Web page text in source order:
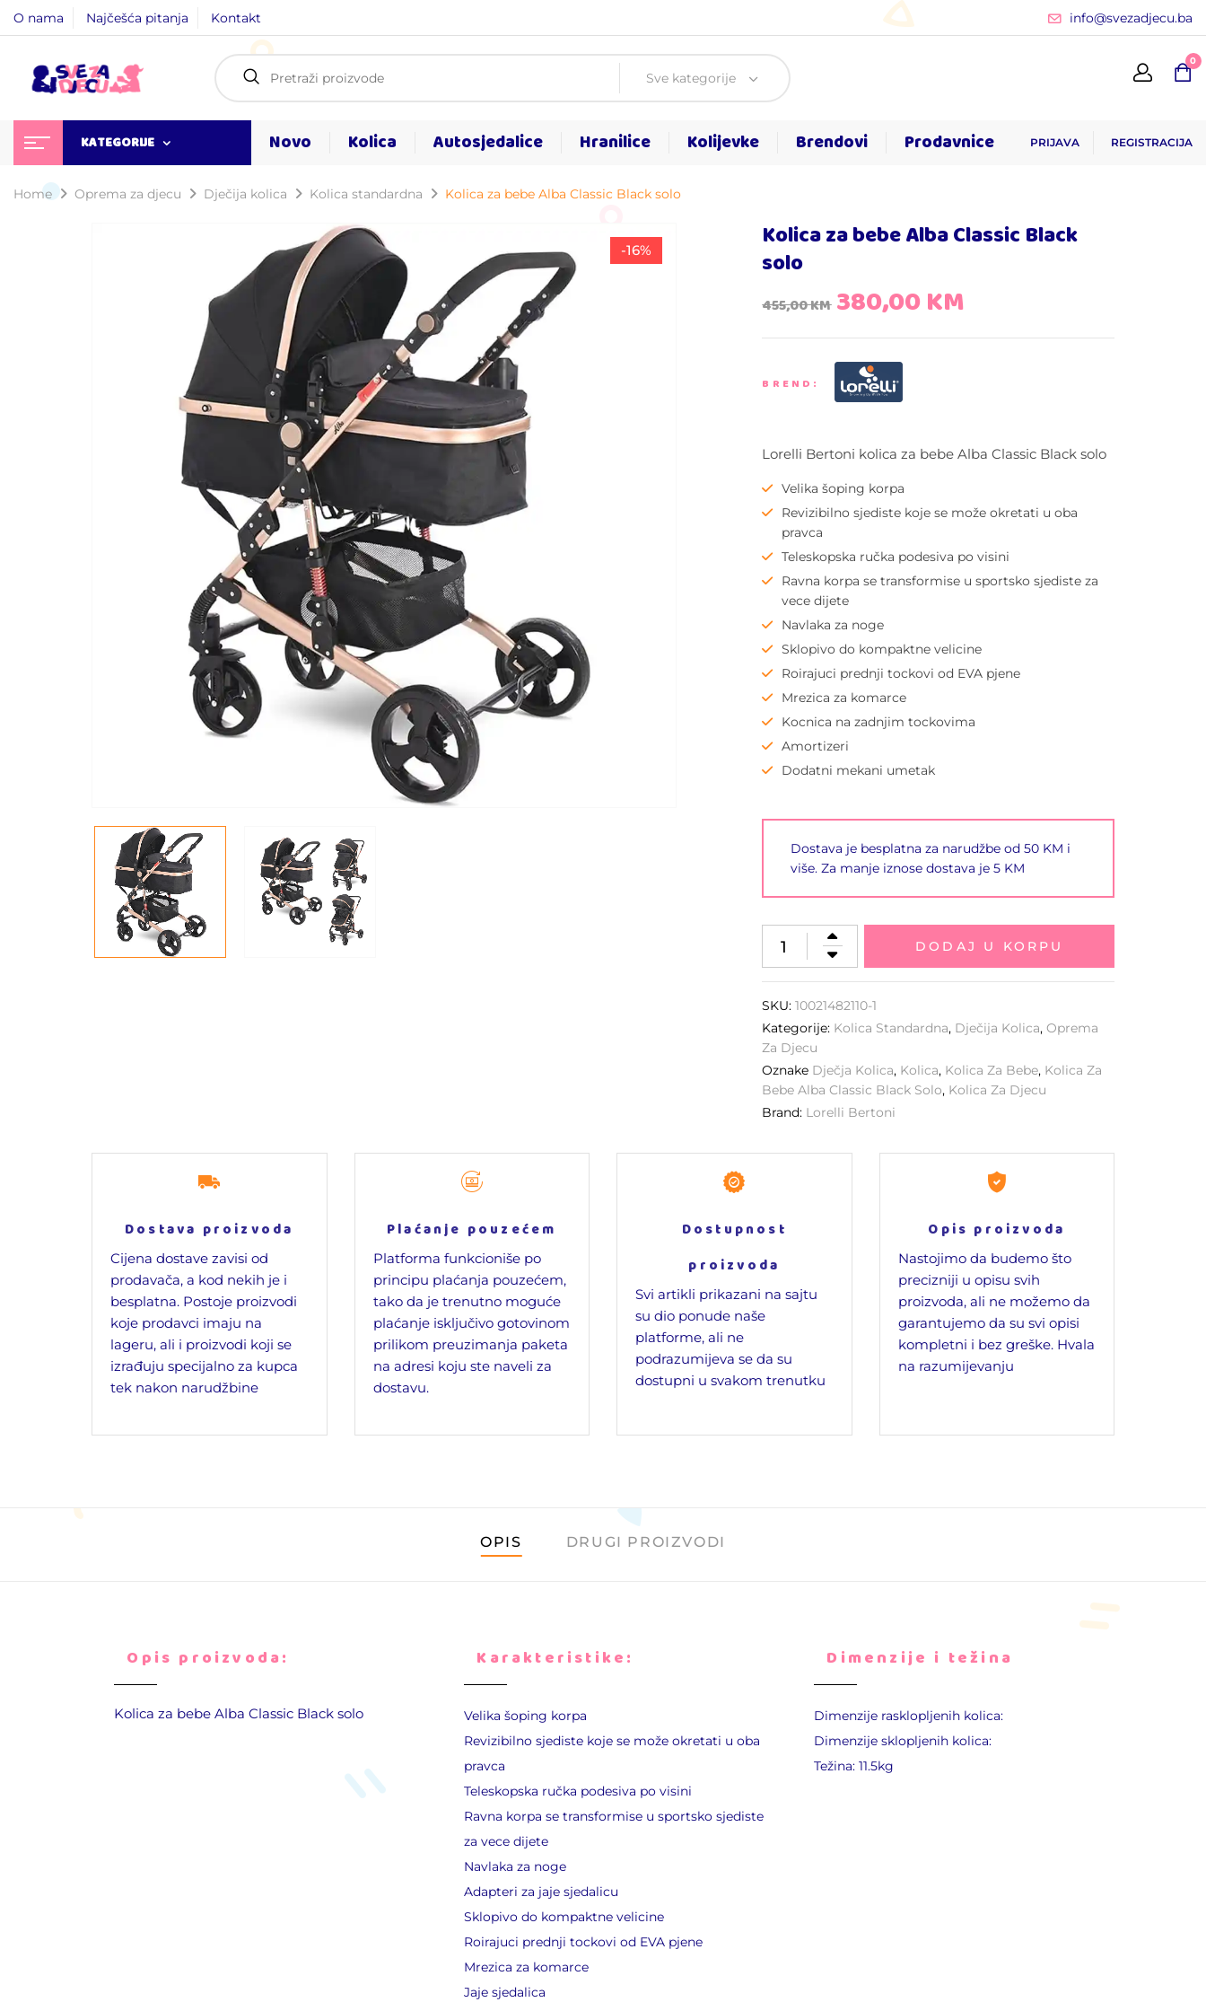
O nama Najčešća pitanja Kontakt info@svezadjecu.ba
Sve kategorije
0
KATEGORIJE Novo Kolica Autosjedalice Hranilice Kolijevke Brendovi Prodavnice PRIJAVA REGISTRACIJA
Home Oprema za djecu Dječija kolica Kolica standardna Kolica za bebe Alba Classic Black solo
-16%
Kolica za bebe Alba Classic Black
solo
455,00KM 380,00KM
BREND:
Lorelli Bertoni kolica za bebe Alba Classic Black solo
Velika šoping korpa
Revizibilno sjediste koje se može okretati u oba
pravca
Teleskopska ručka podesiva po visini
Ravna korpa se transformise u sportsko sjediste za
vece dijete
Navlaka za noge
Sklopivo do kompaktne velicine
Roirajuci prednji tockovi od EVA pjene
Mrezica za komarce
Kocnica na zadnjim tockovima
Amortizeri
Dodatni mekani umetak
Dostava je besplatna za narudžbe od 50 KM i
više. Za manje iznose dostava je 5 KM
DODAJ U KORPU
SKU:10021482110-1
Kategorije: Kolica Standardna, Dječija Kolica,Oprema
Za Djecu
Oznake Dječja Kolica, Kolica, Kolica Za Bebe, Kolica Za
Bebe Alba Classic Black Solo, Kolica Za Djecu
Brand: Lorelli Bertoni
Dostava proizvoda
Cijena dostave zavisi od
prodavača, a kod nekih je i
besplatna. Postoje proizvodi
koje prodavci imaju na
lageru, ali i proizvodi koji se
izrađuju specijalno za kupca
tek nakon narudžbine
Plaćanje pouzećem
Platforma funkcioniše po
principu plaćanja pouzećem,
tako da je trenutno moguće
plaćanje isključivo gotovinom
prilikom preuzimanja paketa
na adresi koju ste naveli za
dostavu.
Dostupnost
proizvoda
Svi artikli prikazani na sajtu
su dio ponude naše
platforme, ali ne
podrazumijeva se da su
dostupni u svakom trenutku
Opis proizvoda
Nastojimo da budemo što
precizniji u opisu svih
proizvoda, ali ne možemo da
garantujemo da su svi opisi
kompletni i bez greške. Hvala
na razumijevanju
OPIS DRUGI PROIZVODI
Opis proizvoda:
Kolica za bebe Alba Classic Black solo
Karakteristike:
Velika šoping korpa
Revizibilno sjediste koje se može okretati u oba
pravca
Teleskopska ručka podesiva po visini
Ravna korpa se transformise u sportsko sjediste
za vece dijete
Navlaka za noge
Adapteri za jaje sjedalicu
Sklopivo do kompaktne velicine
Roirajuci prednji tockovi od EVA pjene
Mrezica za komarce
Jaje sjedalica
Dimenzije i težina
Dimenzije rasklopljenih kolica:
Dimenzije sklopljenih kolica:
Težina: 11.5kg